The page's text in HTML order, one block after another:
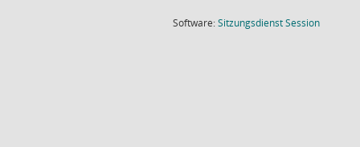
Software:SitzungsdienstSession(Wird in